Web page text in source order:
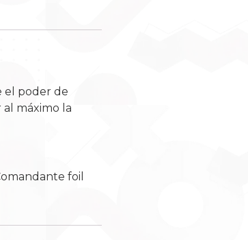
el poder de
máximo la
foil